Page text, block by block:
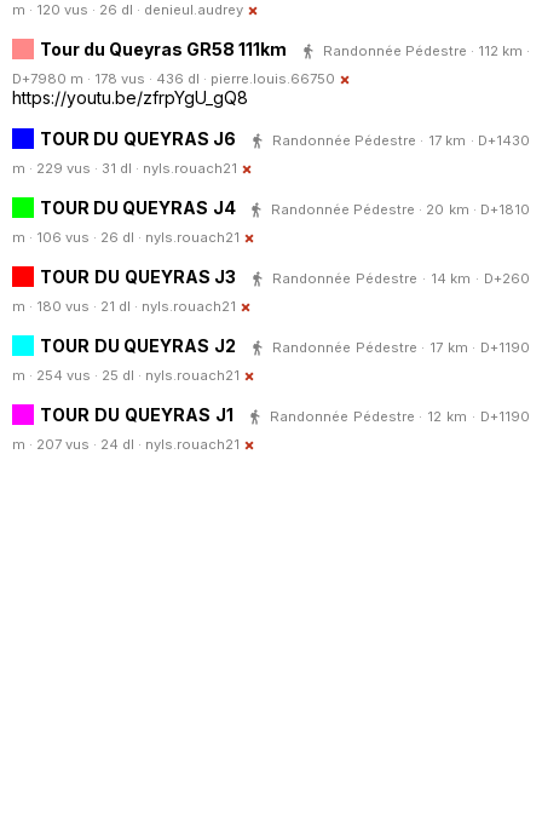
m · 120 vus · 26 dl · denieul.audrey
Tour du Queyras GR58 111km
Randonnée Pédestre · 112 km ·
D+7980 m · 178 vus · 436 dl · pierre.louis.66750
https://youtu.be/zfrpYgU_gQ8
TOUR DU QUEYRAS J6
Randonnée Pédestre · 17 km · D+1430
m · 229 vus · 31 dl · nyls.rouach21
TOUR DU QUEYRAS J4
Randonnée Pédestre · 20 km · D+1810
m · 106 vus · 26 dl · nyls.rouach21
TOUR DU QUEYRAS J3
Randonnée Pédestre · 14 km · D+260
m · 180 vus · 21 dl · nyls.rouach21
TOUR DU QUEYRAS J2
Randonnée Pédestre · 17 km · D+1190
m · 254 vus · 25 dl · nyls.rouach21
TOUR DU QUEYRAS J1
Randonnée Pédestre · 12 km · D+1190
m · 207 vus · 24 dl · nyls.rouach21